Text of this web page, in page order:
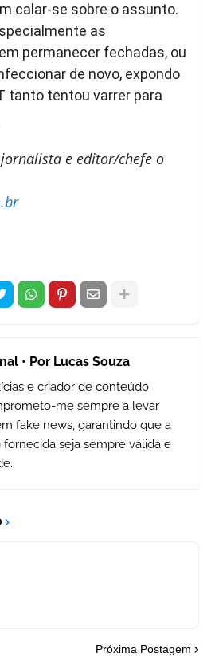
calar-se sobre o assunto.
as
permanecer fechadas, ou
de novo, expondo
tanto tentou varrer para
e editor/chefe o
• Por Lucas Souza
e criador de conteúdo
me sempre a levar
fake news, garantindo que a
fornecida seja sempre válida e
Próxima Postagem